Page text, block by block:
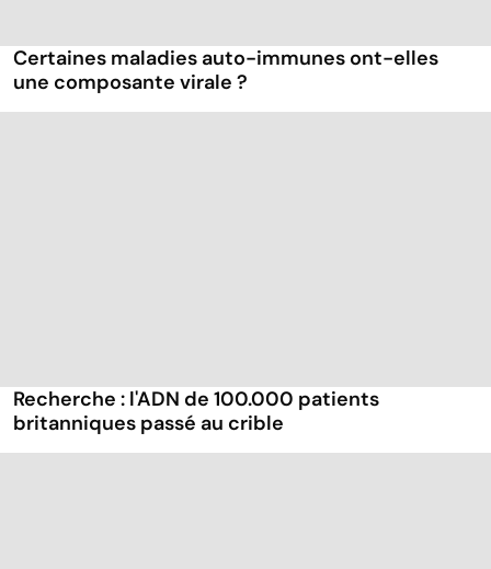
Certaines maladies auto-immunes ont-elles
une composante virale ?
Recherche : l'ADN de 100.000 patients
britanniques passé au crible